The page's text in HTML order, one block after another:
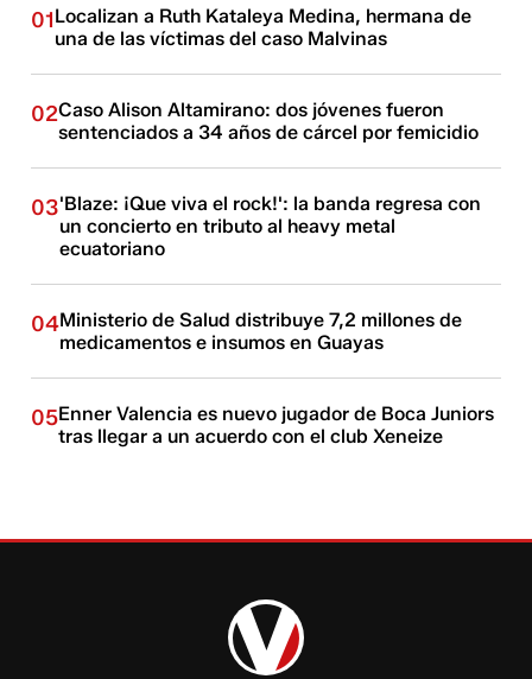
01Localizan a Ruth Kataleya Medina, hermana de
una de las víctimas del caso Malvinas
02Caso Alison Altamirano: dos jóvenes fueron
sentenciados a 34 años de cárcel por femicidio
03'Blaze: ¡Que viva el rock!': la banda regresa con
un concierto en tributo al heavy metal
ecuatoriano
04Ministerio de Salud distribuye 7,2 millones de
medicamentos e insumos en Guayas
05Enner Valencia es nuevo jugador de Boca Juniors
tras llegar a un acuerdo con el club Xeneize